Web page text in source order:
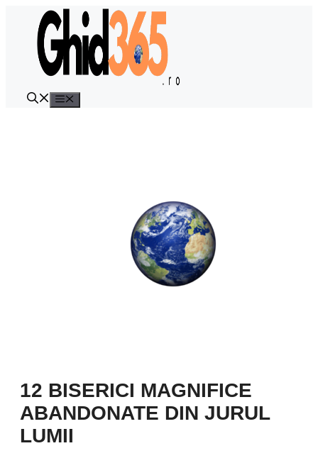
conținut
12 BISERICI MAGNIFICE
ABANDONATE DIN JURUL
LUMII